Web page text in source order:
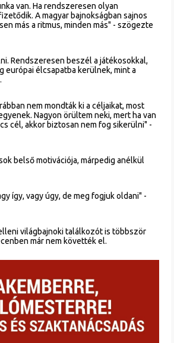
van. Ha rendszeresen olyan
A magyar bajnokságban sajnos
más a ritmus, minden más" - szögezte
Rendszeresen beszél a játékosokkal,
európai élcsapatba kerülnek, mint a
nem mondták ki a céljaikat, most
Nagyon örültem neki, mert ha van
cél, akkor biztosan nem fog sikerülni" -
belső motivációja, márpedig anélkül
így, vagy úgy, de meg fogjuk oldani" -
világbajnoki találkozót is többször
már nem követték el.